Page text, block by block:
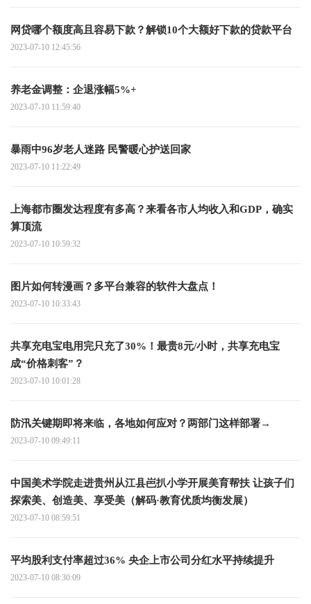
网贷哪个额度高且容易下款？解锁10个大额好下款的贷款平台
2023-07-10 12:45:56
养老金调整：企退涨幅5%+
2023-07-10 11:59:40
暴雨中96岁老人迷路 民警暖心护送回家
2023-07-10 11:22:49
上海都市圈发达程度有多高？来看各市人均收入和GDP，确实
算顶流
2023-07-10 10:59:32
图片如何转漫画？多平台兼容的软件大盘点！
2023-07-10 10:33:43
共享充电宝电用完只充了30%！最贵8元/小时，共享充电宝
成“价格刺客”？
2023-07-10 10:01:28
防汛关键期即将来临，各地如何应对？两部门这样部署→
2023-07-10 09:49:11
中国美术学院走进贵州从江县岜扒小学开展美育帮扶 让孩子们
探索美、创造美、享受美（解码·教育优质均衡发展）
2023-07-10 08:59:51
平均股利支付率超过36% 央企上市公司分红水平持续提升
2023-07-10 08:30:09